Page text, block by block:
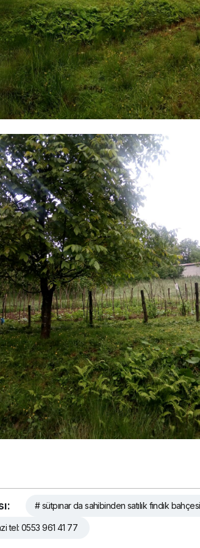
# sütpınar da sahibinden satılık fındık bahçesi
tel: 0553 961 41 77